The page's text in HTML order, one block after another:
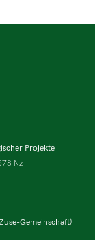
Projekte
Nz
Gemeinschaft)